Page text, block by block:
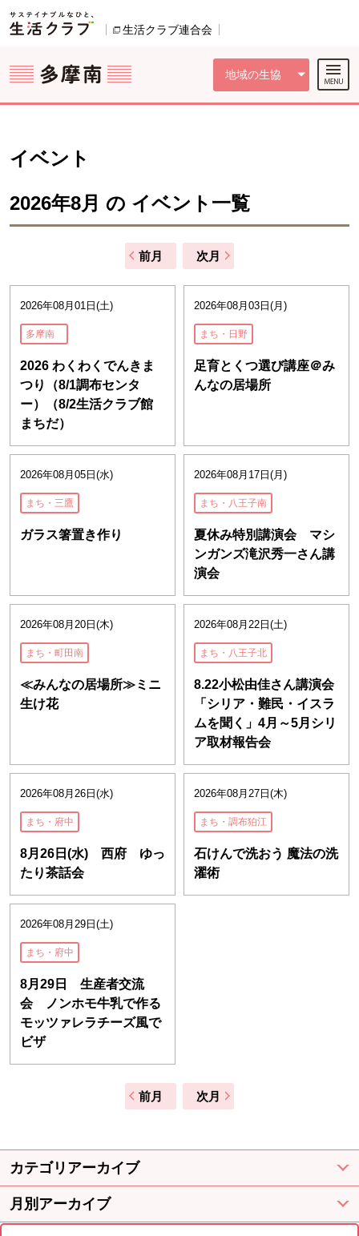
ページの先頭です。
生活クラブ連合会
地域の生協
ここからサイト内共通メニューです。
サイト内共通メニューをスキップする
サイト内共通メニューここまで。
イベント
2026年8月 の イベント一覧
前月 次月
2026年08月01日(土)
多摩南
2026 わくわくでんきま
つり（8/1調布センタ
ー）（8/2生活クラブ館
まちだ）
2026年08月03日(月)
まち・日野
足育とくつ選び講座＠み
んなの居場所
2026年08月05日(水)
まち・三鷹
ガラス箸置き作り
2026年08月17日(月)
まち・八王子南
夏休み特別講演会 マシ
ンガンズ滝沢秀一さん講
演会
2026年08月20日(木)
まち・町田南
≪みんなの居場所≫ミニ
生け花
2026年08月22日(土)
まち・八王子北
8.22小松由佳さん講演会
「シリア・難民・イスラ
ムを聞く」4月～5月シリ
ア取材報告会
2026年08月26日(水)
まち・府中
8月26日(水) 西府 ゆっ
たり茶話会
2026年08月27日(木)
まち・調布狛江
石けんで洗おう 魔法の洗
濯術
2026年08月29日(土)
まち・府中
8月29日 生産者交流
会 ノンホモ牛乳で作る
モッツァレラチーズ風で
ビザ
前月 次月
カテゴリアーカイブ
月別アーカイブ